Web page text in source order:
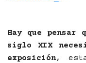
Hay que pensar
siglo XIX
exposición,